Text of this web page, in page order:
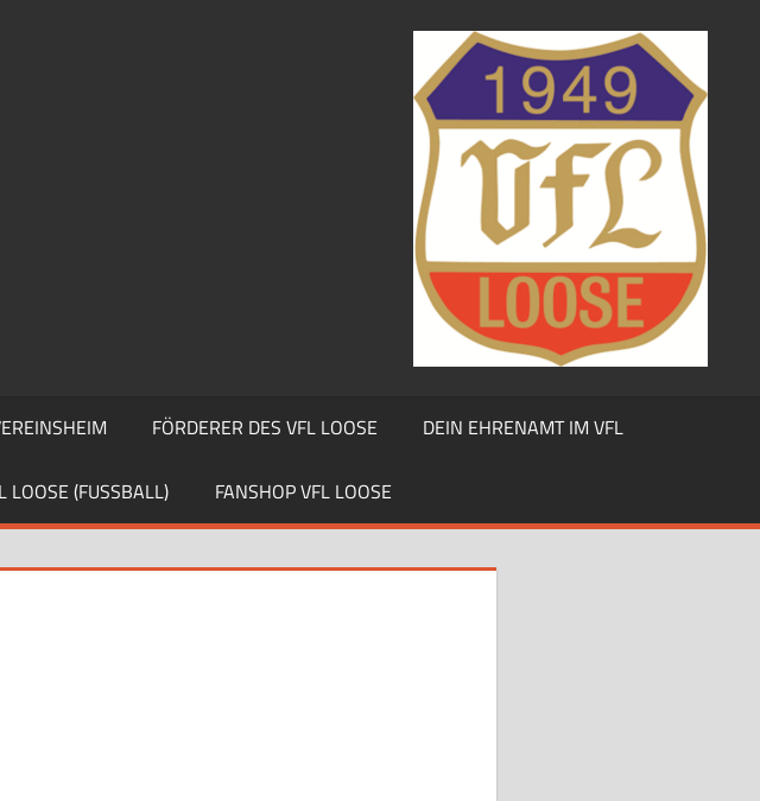
FÖRDERER DES VFL LOOSE DEIN EHRENAMT IM VFL
LOOSE (FUSSBALL) FANSHOP VFL LOOSE